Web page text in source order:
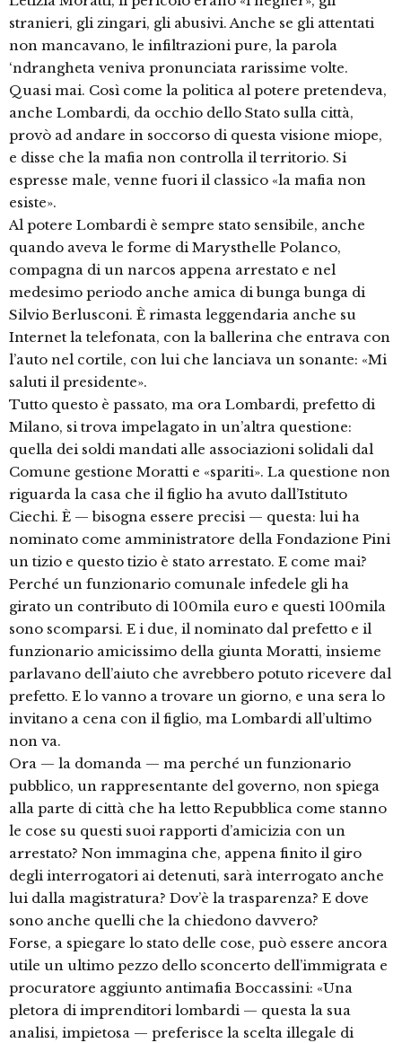
stranieri, gli zingari, gli abusivi. Anche se gli attentati
non mancavano, le infiltrazioni pure, la parola
‘ndrangheta veniva pronunciata rarissime volte.
Quasi mai. Così come la politica al potere pretendeva,
anche Lombardi, da occhio dello Stato sulla città,
provò ad andare in soccorso di questa visione miope,
e disse che la mafia non controlla il territorio. Si
espresse male, venne fuori il classico «la mafia non
esiste».
Al potere Lombardi è sempre stato sensibile, anche
quando aveva le forme di Marysthelle Polanco,
compagna di un narcos appena arrestato e nel
medesimo periodo anche amica di bunga bunga di
Silvio Berlusconi. È rimasta leggendaria anche su
Internet la telefonata, con la ballerina che entrava con
l’auto nel cortile, con lui che lanciava un sonante: «Mi
saluti il presidente».
Tutto questo è passato, ma ora Lombardi, prefetto di
Milano, si trova impelagato in un’altra questione:
quella dei soldi mandati alle associazioni solidali dal
Comune gestione Moratti e «spariti». La questione non
riguarda la casa che il figlio ha avuto dall’Istituto
Ciechi. È — bisogna essere precisi — questa: lui ha
nominato come amministratore della Fondazione Pini
un tizio e questo tizio è stato arrestato. E come mai?
Perché un funzionario comunale infedele gli ha
girato un contributo di 100mila euro e questi 100mila
sono scomparsi. E i due, il nominato dal prefetto e il
funzionario amicissimo della giunta Moratti, insieme
parlavano dell’aiuto che avrebbero potuto ricevere dal
prefetto. E lo vanno a trovare un giorno, e una sera lo
invitano a cena con il figlio, ma Lombardi all’ultimo
non va.
Ora — la domanda — ma perché un funzionario
pubblico, un rappresentante del governo, non spiega
alla parte di città che ha letto Repubblica come stanno
le cose su questi suoi rapporti d’amicizia con un
arrestato? Non immagina che, appena finito il giro
degli interrogatori ai detenuti, sarà interrogato anche
lui dalla magistratura? Dov’è la trasparenza? E dove
sono anche quelli che la chiedono davvero?
Forse, a spiegare lo stato delle cose, può essere ancora
utile un ultimo pezzo dello sconcerto dell’immigrata e
procuratore aggiunto antimafia Boccassini: «Una
pletora di imprenditori lombardi — questa la sua
analisi, impietosa — preferisce la scelta illegale di